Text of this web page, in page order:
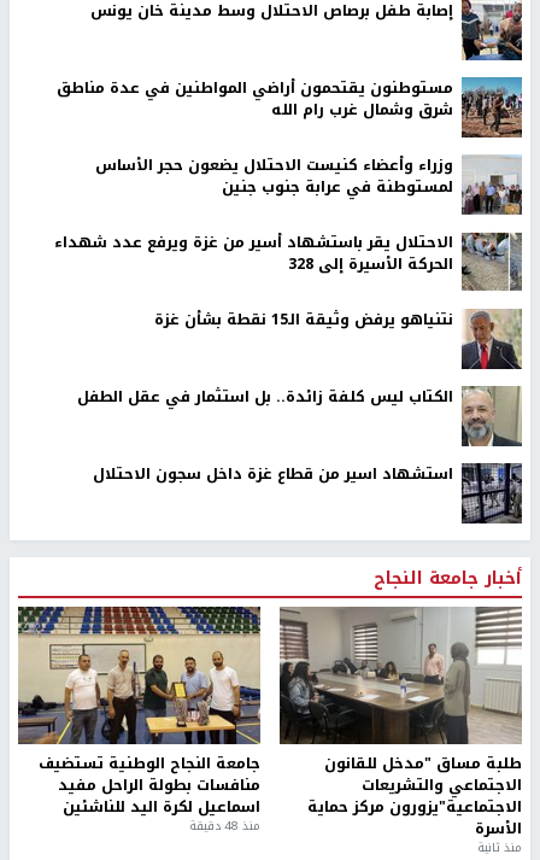
إصابة طفل برصاص الاحتلال وسط مدينة خان يونس
مستوطنون يقتحمون أراضي المواطنين في عدة مناطق
شرق وشمال غرب رام الله
وزراء وأعضاء كنيست الاحتلال يضعون حجر الأساس
لمستوطنة في عرابة جنوب جنين
الاحتلال يقر باستشهاد أسير من غزة ويرفع عدد شهداء
الحركة الأسيرة إلى 328
نتنياهو يرفض وثيقة الـ15 نقطة بشأن غزة
الكتاب ليس كلفة زائدة.. بل استثمار في عقل الطفل
استشهاد اسير من قطاع غزة داخل سجون الاحتلال
أخبار جامعة النجاح
طلبة مساق "مدخل للقانون
الاجتماعي والتشريعات
الاجتماعية"يزورون مركز حماية
الأسرة
منذ ثانية
جامعة النجاح الوطنية تستضيف
منافسات بطولة الراحل مفيد
اسماعيل لكرة اليد للناشئين
منذ 48 دقيقة